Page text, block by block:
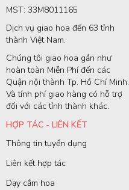
MST: 33M8011165
Dịch vụ giao hoa đến 63 tỉnh
thành Việt Nam.
Chúng tôi giao hoa gần như
hoàn toàn Miễn Phí đến các
Quận nội thành Tp. Hồ Chí Minh.
Và tính phí giao hàng có hỗ trợ
đối với các tỉnh thành khác.
HỢP TÁC - LIÊN KẾT
Thông tin tuyển dụng
Liên kết hợp tác
Dạy cắm hoa